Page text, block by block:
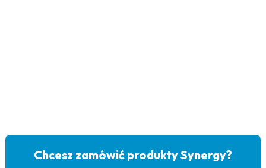
Chcesz zamówić produkty Synergy?